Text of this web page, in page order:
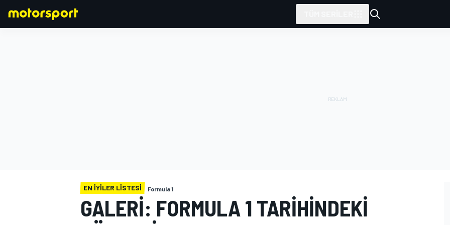
EN IYILER LISTESI Formula 1
GALERI: FORMULA 1 TARIHINDEKI